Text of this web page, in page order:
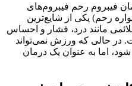
فیبروم رحم فیبروم‌های
رحم) یکی از شایع‌ترین
مانند درد، فشار و احساس
در حالی که ورزش نمی‌تواند
اما به عنوان یک درمان